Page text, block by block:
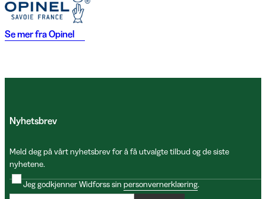
Se mer fraOpinel
Nyhetsbrev
Meld deg på vårt nyhetsbrev for å få utvalgte tilbud og de siste
nyhetene.
Jeg godkjenner Widforss sin personvernerklæring.